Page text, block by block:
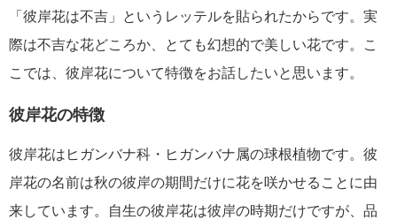
「彼岸花は不吉」というレッテルを貼られたからです。実
際は不吉な花どころか、とても幻想的で美しい花です。こ
こでは、彼岸花について特徴をお話したいと思います。
彼岸花の特徴
彼岸花はヒガンバナ科・ヒガンバナ属の球根植物です。彼
岸花の名前は秋の彼岸の期間だけに花を咲かせることに由
来しています。自生の彼岸花は彼岸の時期だけですが、品